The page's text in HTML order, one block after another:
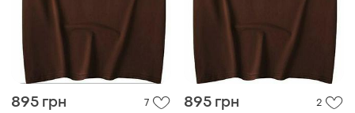
895 грн 7 895 грн 2